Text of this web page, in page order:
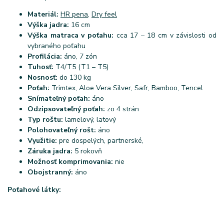
Materiál: HR pena, Dry feel
Výška jadra: 16 cm
Výška matraca v poťahu: cca 17 – 18 cm v závislosti od
vybraného poťahu
Profilácia: áno, 7 zón
Tuhosť: T4/T5 (T1 – T5)
Nosnosť: do 130 kg
Poťah: Trimtex, Aloe Vera Silver, Safr, Bamboo, Tencel
Snímateľný poťah: áno
Odzipsovateľný poťah: zo 4 strán
Typ roštu: lamelový, latový
Polohovateľný rošt: áno
Využitie: pre dospelých, partnerské,
Záruka jadra: 5 rokovň
Možnosť komprimovania: nie
Obojstranný: áno
Poťahové látky: